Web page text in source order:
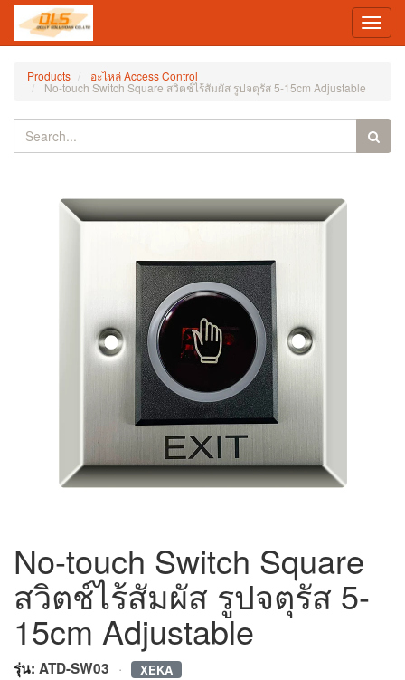
Products อะไหล่ Access Control
No-touch Switch Square สวิตช์ไร้สัมผัส รูปจตุรัส 5-15cm Adjustable
No-touch Switch Square
สวิตช์ไร้สัมผัส รูปจตุรัส 5-
15cm Adjustable
รุ่น: ATD-SW03 · XEKA